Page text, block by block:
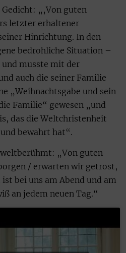
„‚Von guten
letzter erhaltener
Hinrichtung. In den
bedrohliche Situation –
musste mit der
auch die seiner Familie
„Weihnachtsgabe und sein
Familie“ gewesen „und
das die Weltchristenheit
bewahrt hat“.
„Von guten
/ erwarten wir getrost,
bei uns am Abend und am
an jedem neuen Tag.“